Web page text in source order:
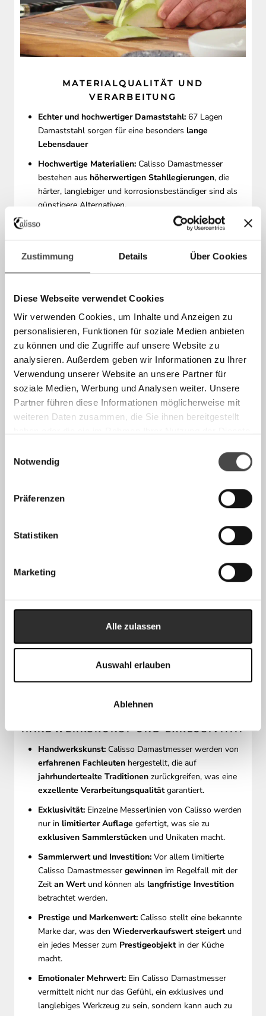
Zustimmung Details Über Cookies
Diese Webseite verwendet Cookies
Wir verwenden Cookies, um Inhalte und Anzeigen zu
personalisieren, Funktionen für soziale Medien anbieten
zu können und die Zugriffe auf unsere Website zu
analysieren. Außerdem geben wir Informationen zu Ihrer
Verwendung unserer Website an unsere Partner für
soziale Medien, Werbung und Analysen weiter. Unsere
Partner führen diese Informationen möglicherweise mit
weiteren Daten zusammen, die Sie ihnen bereitgestellt
Notwendig
Präferenzen
Statistiken
Marketing
Alle zulassen
Auswahl erlauben
Ablehnen
MATERIALQUALITÄT UND
VERARBEITUNG
Echter und hochwertiger Damaststahl: 67 Lagen
Damaststahl sorgen für eine besonders lange
Lebensdauer
Hochwertige Materialien: Calisso Damastmesser
bestehen aus höherwertigen Stahllegierungen, die
härter, langlebiger und korrosionsbeständiger sind als
günstigere Alternativen.
Langlebigkeit:
Kombination aus robusten
Stahlschichtenist ein Calisso Damastmesser extrem
langlebig und widersteht besser den alltäglichen
Damastmesser habenmehr Lagen Stahl
stabiler und gleichzeitig flexibler macht, sodass sie
weniger anfällig für Brüche oder Verformungen sind.
Korrosionsbeständigkeit:Durch die Verwendung von
hochwertigeren Materialien undspeziellen
Beschichtungen sind Calisso Damastmesser besonders
resistent gegen Rost und Verfärbungen, was die
Lebensdauer weiter verlängert.
Bessere Wärmebehandlung:Calisso Damastmesser
durchlaufen einepräzisere Wärmebehandlung, was die
besseren Leistungsfähigkeit
nutzt sich langsamer ab, was bedeutet, dass Calisso
beim
HANDWERKSKUNST UND EXKLUSIVITÄT
Handwerkskunst: Calisso Damastmesser werden von
erfahrenen Fachleuten hergestellt, die auf
jahrhundertealte Traditionen zurückgreifen, was eine
exzellente Verarbeitungsqualitätgarantiert.
Exklusivität: Einzelne Messerlinien von Calisso werden
nur in limitierter Auflage gefertigt, was sie zu
exklusiven Sammlerstücken und Unikaten macht.
Sammlerwert und Investition: Vor allem limitierte
Calisso Damastmesser gewinnen im Regelfall mit der
Zeit an Wertund können als langfristige Investition
betrachtet werden.
Prestige und Markenwert: Calisso stellt eine bekannte
Marke dar, was den Wiederverkaufswert steigertund
ein jedes Messer zum Prestigeobjektin der Küche
macht.
Emotionaler Mehrwert: Ein Calisso Damastmesser
vermittelt nicht nur das Gefühl, ein exklusives und
langlebiges Werkzeug zu sein, sondern kann auch zu